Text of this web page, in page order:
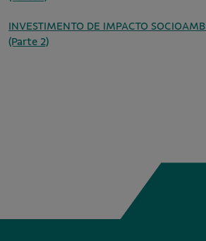
INVESTIMENTO DE IMPACTO
(Parte 2)